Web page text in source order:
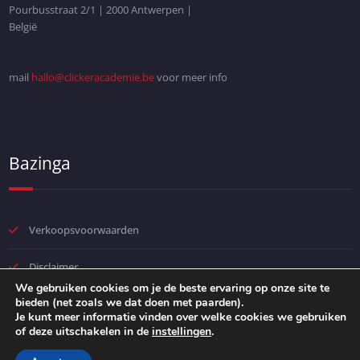
Pourbusstraat 2/1 | 2000 Antwerpen |
België
mail hallo@clickeracademie.bevoor meer info
Bazinga
Verkoopsvoorwaarden
Disclaimer
Privacybeleid
We gebruiken cookies om je de beste ervaring op onze site te
bieden (net zoals we dat doen met paarden).
Je kunt meer informatie vinden over welke cookies we gebruiken
of deze uitschakelen in de instellingen.